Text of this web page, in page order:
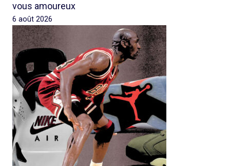
vous amoureux
6 août 2026